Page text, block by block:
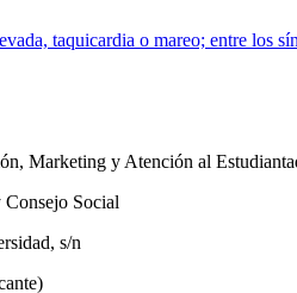
taquicardia o mareo; entre los
Marketing y Atención al
Social
s/n